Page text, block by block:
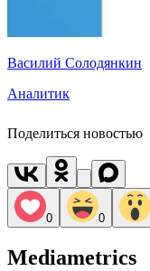
Василий Солодянкин
Аналитик
Поделиться новостью
0 0
Mediametrics